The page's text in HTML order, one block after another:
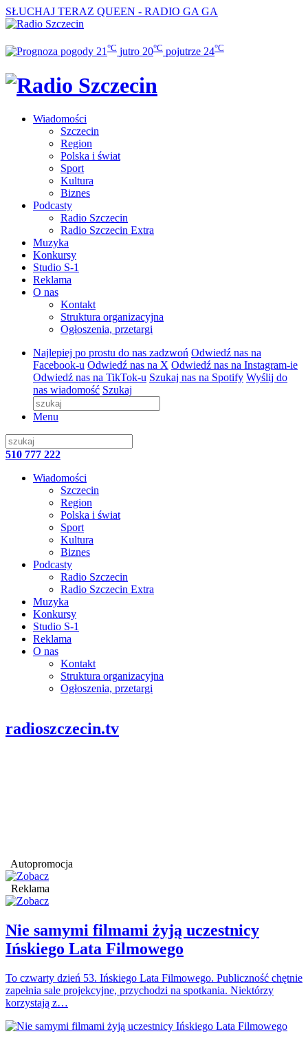
SŁUCHAJ TERAZ QUEEN - RADIO GA GA
21 °C jutro 20°C pojutrze 24°C
Wiadomości
Szczecin
Region
Polska i świat
Sport
Kultura
Biznes
Podcasty
Radio Szczecin
Radio Szczecin Extra
Muzyka
Konkursy
Studio S-1
Reklama
O nas
Kontakt
Struktura organizacyjna
Ogłoszenia, przetargi
Najlepiej po prostu do nas zadzwoń Odwiedź nas na
Facebook-u Odwiedź nas na X Odwiedź nas na Instagram-ie
Odwiedź nas na TikTok-u Szukaj nas na Spotify Wyślij do
nas wiadomość Szukaj
Menu
510 777 222
Wiadomości
Szczecin
Region
Polska i świat
Sport
Kultura
Biznes
Podcasty
Radio Szczecin
Radio Szczecin Extra
Muzyka
Konkursy
Studio S-1
Reklama
O nas
Kontakt
Struktura organizacyjna
Ogłoszenia, przetargi
radioszczecin.tv
Autopromocja
Reklama
Nie samymi filmami żyją uczestnicy
Ińskiego Lata Filmowego
To czwarty dzień 53. Ińskiego Lata Filmowego. Publiczność chętnie
zapełnia sale projekcyjne, przychodzi na spotkania. Niektórzy
korzystają z…